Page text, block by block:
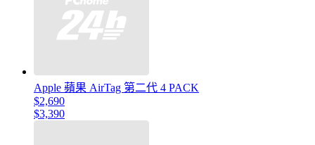
Apple 蘋果 AirTag 第二代 4 PACK
$2,690
$3,390